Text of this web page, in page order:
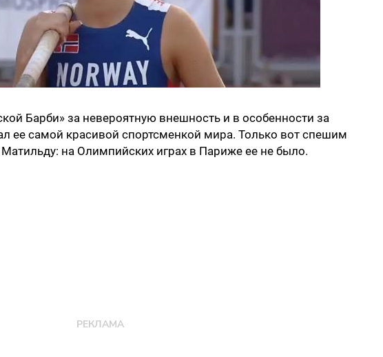
Барби» за невероятную внешность и в особенности за
ее самой красивой спортсменкой мира. Только вот спешим
Матильду: на Олимпийских играх в Париже ее не было.